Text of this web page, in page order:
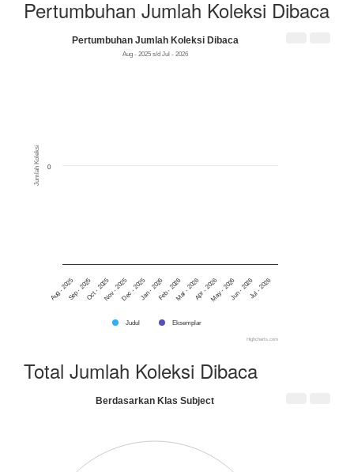
Pertumbuhan Jumlah Koleksi Dibaca
Jumlah Koleksi
Pertumbuhan Jumlah Koleksi Dibaca
Aug - 2025 s/d Jul - 2026
Judul Eksemplar
Aug - 2025Sep - 2025Oct - 2025Nov - 2025Dec - 2025Jan - 2026Feb - 2026Mar - 2026Apr - 2026May - 2026Jun - 2026Jul - 2026
0
Highcharts.com
Total Jumlah Koleksi Dibaca
Berdasarkan Klas Subject